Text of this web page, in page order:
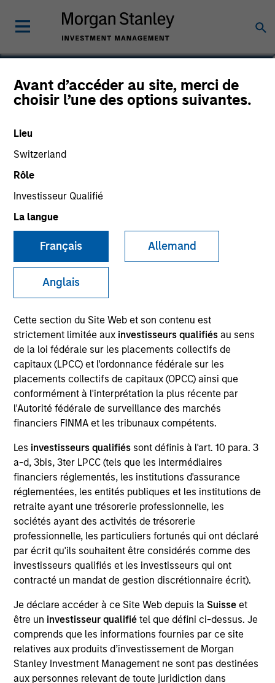
Avant d’accéder au site, merci de
choisir l’une des options suivantes.
Lieu
Switzerland
Rôle
Investisseur Qualifié
La langue
Français Allemand
Anglais
Cette section du Site Web et son contenu est
strictement limitée aux investisseurs qualifiésau sens
de la loi fédérale sur les placements collectifs de
capitaux (LPCC) et l'ordonnance fédérale sur les
placements collectifs de capitaux (OPCC) ainsi que
conformément à l'interprétation la plus récente par
l'Autorité fédérale de surveillance des marchés
financiers FINMA et les tribunaux compétents.
Les investisseurs qualifiés sont définis à l'art. 10 para. 3
a-d, 3bis, 3ter LPCC (tels que les intermédiaires
financiers réglementés, les institutions d'assurance
réglementées, les entités publiques et les institutions de
retraite ayant une trésorerie professionnelle, les
sociétés ayant des activités de trésorerie
professionnelle, les particuliers fortunés qui ont déclaré
par écrit qu'ils souhaitent être considérés comme des
investisseurs qualifiés et les investisseurs qui ont
contracté un mandat de gestion discrétionnaire écrit).
Je déclare accéder à ce Site Web depuis la Suisse et
être un investisseur qualifiétel que défini ci-dessus. Je
comprends que les informations fournies par ce site
relatives aux produits d’investissement de Morgan
Stanley Investment Management ne sont pas destinées
aux personnes relevant de toute juridiction dans
Marte Borhaug
Head of ESG
YEARS OF INDUSTRY EXPERIENCE
16 Years
TEAM
International Equity Team
Marte is a Portfolio Manager and Head of ESG for
the International Equity team, based in London. She
joined Morgan Stanley in 2021 and has 16 years of
experience in sustainability, eleven of which in
financial services. She was previously the Global
Head of Sustainable Outcomes at Aviva Investors.
She joined Aviva from the Confederation of British
Industry (CBI) where she was Head of Financial
Services and Corporate Governance. Prior to this,
she led sustainable finance campaigns at the EU